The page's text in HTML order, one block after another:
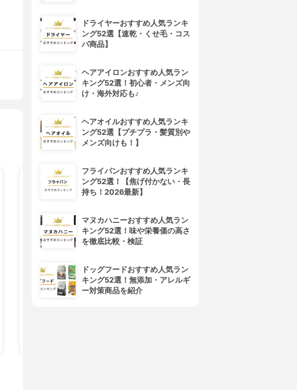
THERMOS(サーモス)
ドライヤーおすすめ人気ランキ
ング52選【速乾・くせ毛・コス
パ商品】
ヘアアイロンおすすめ人気ラン
キング52選！初心者・メンズ向
け・海外対応も♪
ヘアオイルおすすめ人気ランキ
ング52選【プチプラ・髪質別や
メンズ向けも！】
フライパンおすすめ人気ランキ
ング52選！【焦げ付かない・長
持ち！2026最新】
マヌカハニーおすすめ人気ラン
キング52選！味や栄養価の高さ
を徹底比較・検証
ドッグフードおすすめ人気ラン
キング52選！無添加・アレルギ
ー対策商品を紹介